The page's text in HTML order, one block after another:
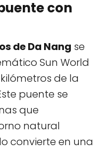
con
de Da Nang se
Sun World
kilómetros de la
puente se
que
natural
convierte en una